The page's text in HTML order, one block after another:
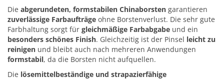
Die abgerundeten, formstabilen Chinaborsten garantieren
zuverlässige Farbaufträge ohne Borstenverlust. Die sehr gute
Farbhaltung sorgt für gleichmäßige Farbabgabe und ein
besonders schönes Finish. Gleichzeitig ist der Pinsel leicht zu
reinigen und bleibt auch nach mehreren Anwendungen
formstabil, da die Borsten nicht aufquellen.
Die lösemittelbeständige und strapazierfähige